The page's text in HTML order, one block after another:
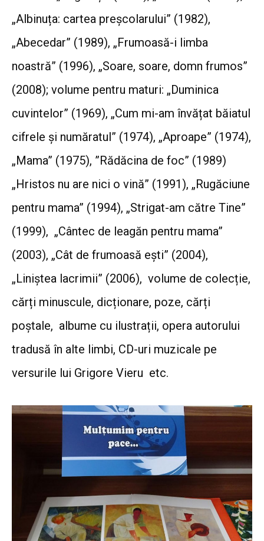
„Albinuța: cartea preșcolarului” (1982),
„Abecedar” (1989), „Frumoasă-i limba
noastră” (1996), „Soare, soare, domn frumos”
(2008); volume pentru maturi: „Duminica
cuvintelor” (1969), „Cum mi-am învățat băiatul
cifrele și număratul” (1974), „Aproape” (1974),
„Mama” (1975), ”Rădăcina de foc” (1989)
„Hristos nu are nici o vină” (1991), „Rugăciune
pentru mama” (1994), „Strigat-am către Tine”
(1999), „Cântec de leagăn pentru mama”
(2003), „Cât de frumoasă ești” (2004),
„Liniștea lacrimii” (2006), volume de colecție,
cărți minuscule, dicționare, poze, cărți
poștale, albume cu ilustrații, opera autorului
tradusă în alte limbi, CD-uri muzicale pe
versurile lui Grigore Vieru etc.